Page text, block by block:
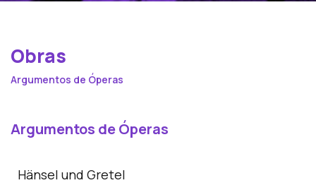
Obras
Argumentos de Óperas
Argumentos de Óperas
Hänsel und Gretel